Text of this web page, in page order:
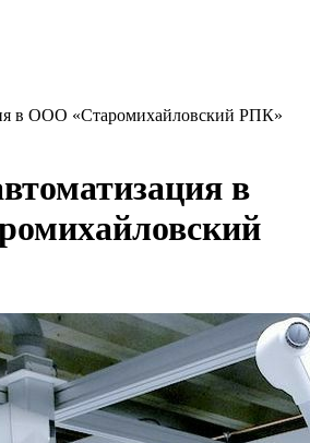
в ООО «Старомихайловский РПК»
в